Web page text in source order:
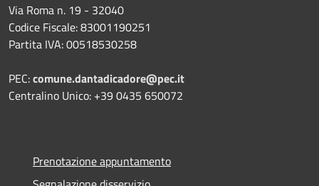
Via Roma n. 19 - 32040
Codice Fiscale: 83001190251
Partita IVA: 00518530258
PEC:comune.dantadicadore@pec.it
Centralino Unico: +39 0435 650072
Prenotazione appuntamento